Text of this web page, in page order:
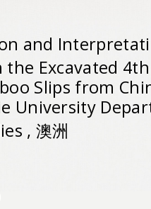
and
Excavated
Slips from
University
, 澳洲